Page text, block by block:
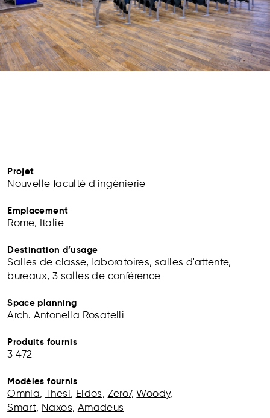
Projet
Nouvelle faculté d'ingénierie
Emplacement
Rome, Italie
Destination d’usage
Salles de classe, laboratoires, salles d'attente,
bureaux, 3 salles de conférence
Space planning
Arch. Antonella Rosatelli
Produits fournis
3 472
Modèles fournis
Omnia, Thesi, Eidos, Zero7, Woody,
Smart, Naxos, Amadeus